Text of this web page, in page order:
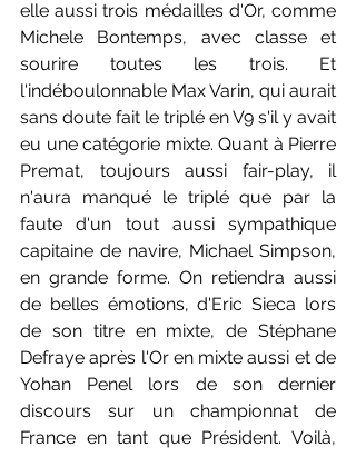
elle aussi trois médailles d'Or, comme
Michele Bontemps, avec classe et
sourire toutes les trois. Et
l'indéboulonnable Max Varin, qui aurait
sans doute fait le triplé en V9 s'il y avait
eu une catégorie mixte. Quant à Pierre
Premat, toujours aussi fair-play, il
n'aura manqué le triplé que par la
faute d'un tout aussi sympathique
capitaine de navire, Michael Simpson,
en grande forme. On retiendra aussi
de belles émotions, d'Eric Sieca lors
de son titre en mixte, de Stéphane
Defraye après l'Or en mixte aussi et de
Yohan Penel lors de son dernier
discours sur un championnat de
France en tant que Président. Voilà,